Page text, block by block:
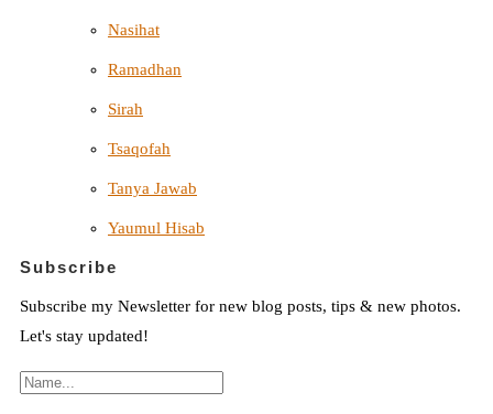
Nasihat
Ramadhan
Sirah
Tsaqofah
Tanya Jawab
Yaumul Hisab
Subscribe
Subscribe my Newsletter for new blog posts, tips & new photos.
Let's stay updated!